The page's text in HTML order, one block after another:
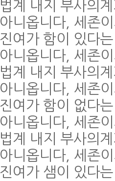
법계 내지 부사의
아니옵니다, 세존
진여가 함이 있다
아니옵니다, 세존
법계 내지 부사의
아니옵니다, 세존
진여가 함이 없다
아니옵니다, 세존
법계 내지 부사의
아니옵니다, 세존
진여가 샘이 있다